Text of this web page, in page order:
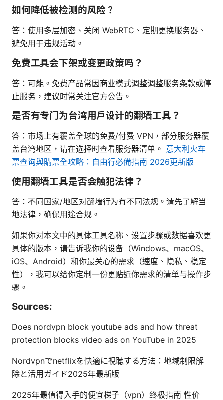
如何降低被检测的风险？
答：使用多层加密、关闭 WebRTC、定期更换服务器、
避免用于违规活动。
免费工具会下架或变更政策吗？
答：可能。免费产品常因商业模式调整调整服务条款或停
止服务，建议时常关注官方公告。
是否有专门为台湾用户设计的翻墙工具？
答：市场上有覆盖全球的免费/付费 VPN，部分服务器覆
盖台湾地区，请在选择时查看服务器清单。 意大利火车
票查询與購票全攻略：自由行必備指南 2026更新版
使用翻墙工具是否会触犯法律？
答：不同国家/地区对翻墙行为有不同法规。请先了解当
地法律，确保用途合规。
如果你对本文中的具体工具名称、设置步骤或数据喜欢更
具体的版本，请告诉我你的设备（Windows、macOS、
iOS、Android）和你最关心的需求（速度、隐私、稳定
性），我可以给你定制一份更贴近你需求的清单与操作步
骤。
Sources:
Does nordvpn block youtube ads and how threat
protection blocks video ads on YouTube in 2025
Nordvpnでnetflixを快適に視聴する方法：地域制限解
除と活用ガイド2025年最新版
2025年最值得入手的便宜梯子（vpn）终极指南 性价